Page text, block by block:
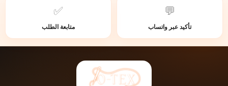
💬
تأكيد عبر واتساب
✅
متابعة الطلب